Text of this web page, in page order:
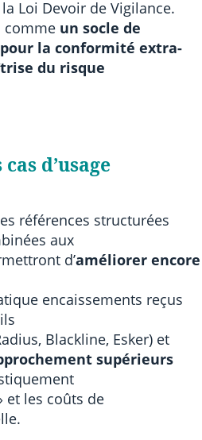
Loi Devoir de Vigilance.
comme un socle de
la conformité extra-
du risque
d’usage
références structurées
aux
d’améliorer encore
encaissements reçus
Blackline, Esker) et
supérieurs
et les coûts de